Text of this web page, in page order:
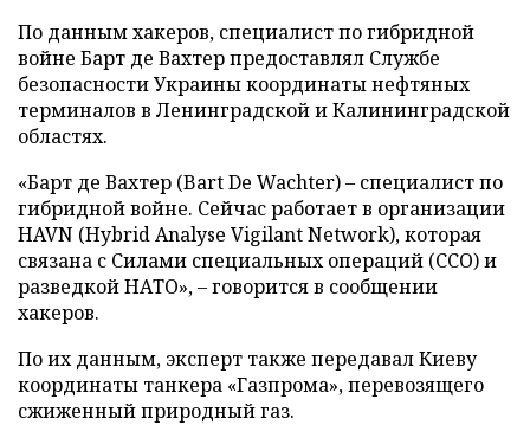
По данным хакеров, специалист по гибридной
войне Барт де Вахтер предоставлял Службе
безопасности Украины координаты нефтяных
терминалов в Ленинградской и Калининградской
областях.
«Барт де Вахтер (Bart De Wachter) – специалист по
гибридной войне. Сейчас работает в организации
HAVN (Hybrid Analyse Vigilant Network), которая
связана с Силами специальных операций (ССО) и
разведкой НАТО», – говорится в сообщении
хакеров.
По их данным, эксперт также передавал Киеву
координаты танкера «Газпрома», перевозящего
сжиженный природный газ.